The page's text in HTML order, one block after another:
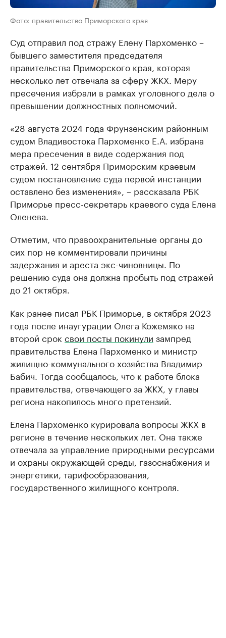
Фото: правительство Приморского края
Суд отправил под стражу Елену Пархоменко –
бывшего заместителя председателя
правительства Приморского края, которая
несколько лет отвечала за сферу ЖКХ. Меру
пресечения избрали в рамках уголовного дела о
превышении должностных полномочий.
«28 августа 2024 года Фрунзенским районным
судом Владивостока Пархоменко Е.А. избрана
мера пресечения в виде содержания под
стражей. 12 сентября Приморским краевым
судом постановление суда первой инстанции
оставлено без изменения», – рассказала РБК
Приморье пресс-секретарь краевого суда Елена
Оленева.
Отметим, что правоохранительные органы до
сих пор не комментировали причины
задержания и ареста экс-чиновницы. По
решению суда она должна пробыть под стражей
до 21 октября.
Как ранее писал РБК Приморье, в октября 2023
года после инаугурации Олега Кожемяко на
второй срок свои посты покинули зампред
правительства Елена Пархоменко и министр
жилищно-коммунального хозяйства Владимир
Бабич. Тогда сообщалось, что к работе блока
правительства, отвечающего за ЖКХ, у главы
региона накопилось много претензий.
Елена Пархоменко курировала вопросы ЖКХ в
регионе в течение нескольких лет. Она также
отвечала за управление природными ресурсами
и охраны окружающей среды, газоснабжения и
энергетики, тарифообразования,
государственного жилищного контроля.